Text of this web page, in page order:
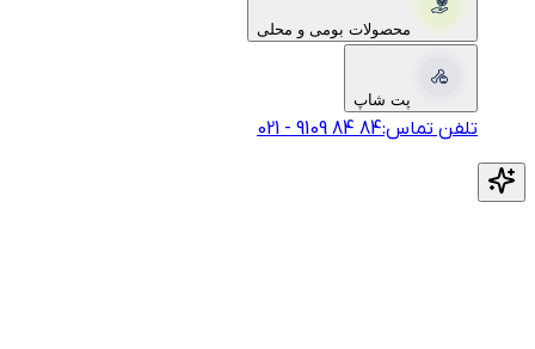
محصولات بومی و محلی
پت شاپ
تلفن تماس: 021-‎9109‎ ‎84‎ ‎84‎